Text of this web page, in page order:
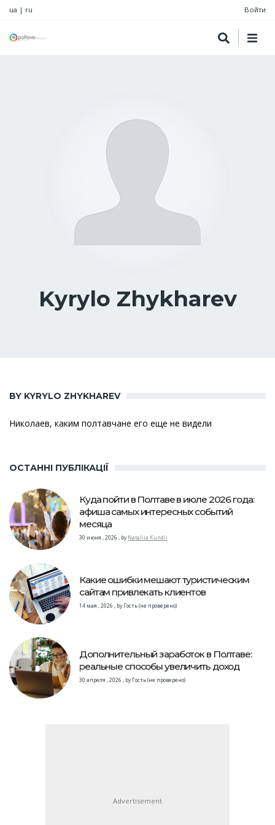
ua | ru Войти
Kyrylo Zhykharev
BY KYRYLO ZHYKHAREV
Николаев, каким полтавчане его еще не видели
ОСТАННІ ПУБЛІКАЦІЇ
Куда пойти в Полтаве в июле 2026 года:
афиша самых интересных событий
месяца
30 июня , 2026 , by Nataliia Kundii
Какие ошибки мешают туристическим
сайтам привлекать клиентов
14 мая , 2026 , by Гость (не проверено)
Дополнительный заработок в Полтаве:
реальные способы увеличить доход
30 апреля , 2026 , by Гость (не проверено)
Advertisement